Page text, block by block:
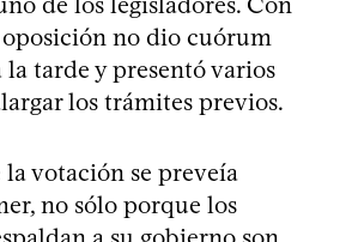
no dio cuórum
la tarde y presentó varios
los trámites previos.
votación se preveía
no sólo porque los